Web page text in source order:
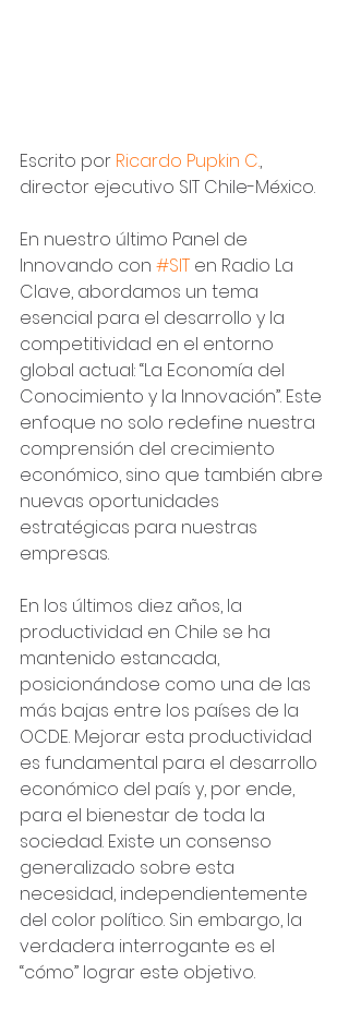
Escrito por Ricardo Pupkin C.,
director ejecutivo SIT Chile-México.
En nuestro último Panel de
Innovando con #SIT en Radio La
Clave, abordamos un tema
esencial para el desarrollo y la
competitividad en el entorno
global actual: “La Economía del
Conocimiento y la Innovación”. Este
enfoque no solo redefine nuestra
comprensión del crecimiento
económico, sino que también abre
nuevas oportunidades
estratégicas para nuestras
empresas.
En los últimos diez años, la
productividad en Chile se ha
mantenido estancada,
posicionándose como una de las
más bajas entre los países de la
OCDE. Mejorar esta productividad
es fundamental para el desarrollo
económico del país y, por ende,
para el bienestar de toda la
sociedad. Existe un consenso
generalizado sobre esta
necesidad, independientemente
del color político. Sin embargo, la
verdadera interrogante es el
“cómo” lograr este objetivo.